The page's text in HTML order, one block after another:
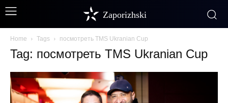
Zaporizhski
Home Tags посмотреть TMS Ukranian Cup
Tag: посмотреть TMS Ukranian Cup